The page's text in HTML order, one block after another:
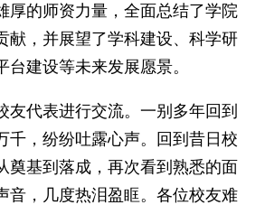
厚的师资力量，全面总结了学院
献，并展望了学科建设、科学研
台建设等未来发展愿景。
友代表进行交流。一别多年回到
千，纷纷吐露心声。回到昔日校
奠基到落成，再次看到熟悉的面
音，几度热泪盈眶。各位校友难